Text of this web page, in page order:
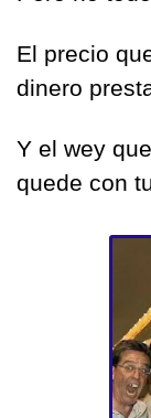
El precio
dinero
Y el wey
quede con